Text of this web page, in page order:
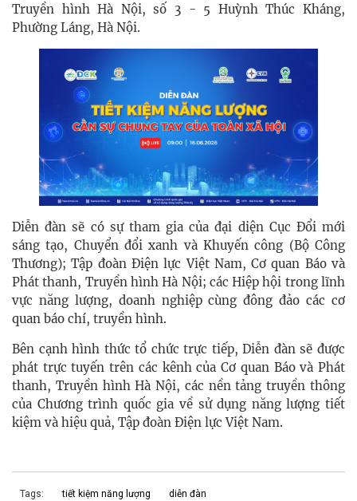
Truyền hình Hà Nội, số 3 - 5 Huỳnh Thúc Kháng,
Phường Láng, Hà Nội.
Diễn đàn sẽ có sự tham gia của đại diện Cục Đổi mới
sáng tạo, Chuyển đổi xanh và Khuyến công (Bộ Công
Thương); Tập đoàn Điện lực Việt Nam, Cơ quan Báo và
Phát thanh, Truyền hình Hà Nội; các Hiệp hội trong lĩnh
vực năng lượng, doanh nghiệp cùng đông đảo các cơ
quan báo chí, truyền hình.
Bên cạnh hình thức tổ chức trực tiếp, Diễn đàn sẽ được
phát trực tuyến trên các kênh của Cơ quan Báo và Phát
thanh, Truyền hình Hà Nội, các nền tảng truyền thông
của Chương trình quốc gia về sử dụng năng lượng tiết
kiệm và hiệu quả, Tập đoàn Điện lực Việt Nam.
Tags: tiết kiệm năng lượng diễn đàn